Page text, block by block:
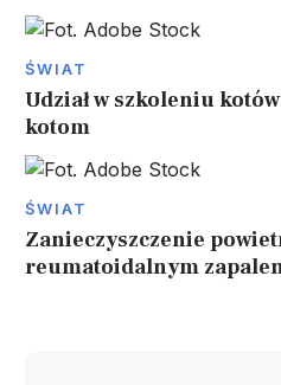
ŚWIAT
Udział w szkoleniu
kotom
ŚWIAT
Zanieczyszczenie
reumatoidalnym